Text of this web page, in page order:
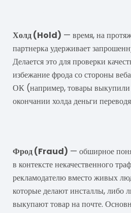
Холд (Hold) — время, на
партнерка удерживает
Делается это для проверки
избежание фрода со стороны
ОК (например, товары
окончании холда деньги
Фрод (Fraud) — обширное
в контексте некачественного
рекламодателю вместо живых
которые делают инсталлы, либо
выкупают товар на почте.